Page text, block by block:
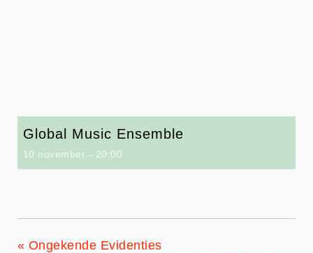
Global Music Ensemble
10 november→20:00
« Ongekende Evidenties